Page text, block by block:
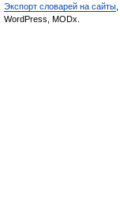
Экспорт словарей на сайты
WordPress, MODx.